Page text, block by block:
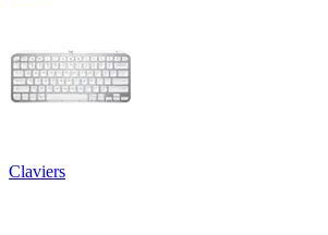
Claviers